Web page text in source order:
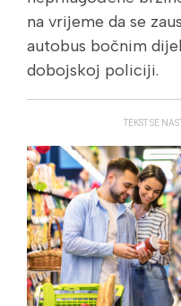
na vrijeme da se
autobus bočnim
dobojskoj policiji.
TEKST SE